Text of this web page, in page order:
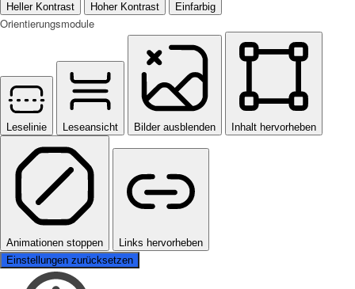
Heller Kontrast Hoher Kontrast Einfarbig
Orientierungsmodule
Leselinie Leseansicht Bilder ausblenden Inhalt hervorheben
Animationen stoppen
Links hervorheben
Einstellungen zurücksetzen